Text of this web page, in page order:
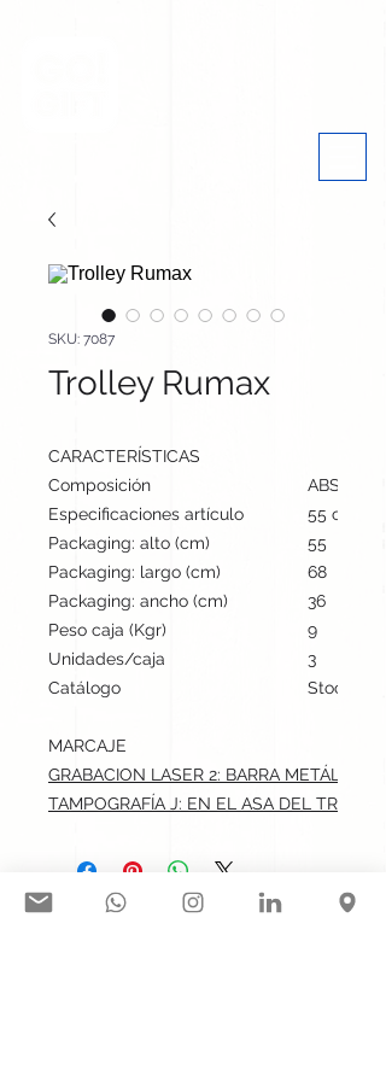
SKU: 7087
Trolley Rumax
CARACTERÍSTICAS
Composición
ABS
Especificaciones artículo
55 cm /
Packaging: alto (cm)
55
Packaging: largo (cm)
68
Packaging: ancho (cm)
36
Peso caja (Kgr)
9
Unidades/caja
3
Catálogo
Stock
MARCAJE
GRABACION LASER 2: BARRA
TAMPOGRAFÍA J: EN EL ASA DEL